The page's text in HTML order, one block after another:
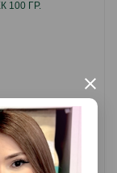
×
100 ГР.